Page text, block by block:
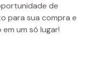
de
para sua compra e
um só lugar!